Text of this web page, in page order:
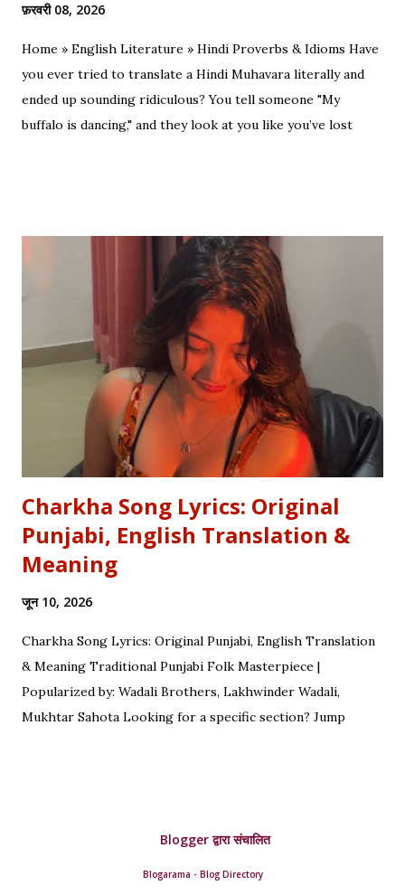
फ़रवरी 08, 2026
Home » English Literature » Hindi Proverbs & Idioms Have
you ever tried to translate a Hindi Muhavara literally and
ended up sounding ridiculous? You tell someone "My
buffalo is dancing," and they look at you like you’ve lost
Stop Saying "My Buffalo is Dancing"! Learn the correct
English equivalents for famous Hindi idioms before your
next exam. In 2010, the internet struggled to find the
meaning of "Sau sonaar ki, ek lohaar ki." We are here to
settle that debate once and for all. Whether you are a
student eyeing the lucrative RBI Rajbhasha Adhikari Salary
& Job Profile , a scholar researching Vidyapati...
Charkha Song Lyrics: Original
Punjabi, English Translation &
Meaning
जून 10, 2026
Charkha Song Lyrics: Original Punjabi, English Translation
& Meaning Traditional Punjabi Folk Masterpiece |
Popularized by: Wadali Brothers, Lakhwinder Wadali,
Mukhtar Sahota Looking for a specific section? Jump
vekhan nu, Chuk charkha gali de vich paanwan, Ve loka
paane main katdi, Tand teriyan yaadan de paanwan. Charkhe
Blogger द्वारा संचालित
Blogarama - Blog Directory